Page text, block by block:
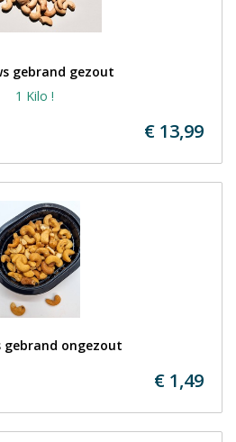
gebrand gezout
1 Kilo !
€ 13,99
gebrand ongezout
€ 1,49